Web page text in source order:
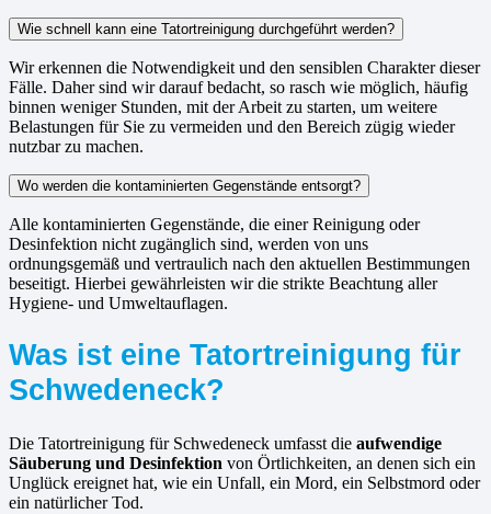
Wie schnell kann eine Tatortreinigung durchgeführt werden?
Wir erkennen die Notwendigkeit und den sensiblen Charakter dieser
Fälle. Daher sind wir darauf bedacht, so rasch wie möglich, häufig
binnen weniger Stunden, mit der Arbeit zu starten, um weitere
Belastungen für Sie zu vermeiden und den Bereich zügig wieder
nutzbar zu machen.
Wo werden die kontaminierten Gegenstände entsorgt?
Alle kontaminierten Gegenstände, die einer Reinigung oder
Desinfektion nicht zugänglich sind, werden von uns
ordnungsgemäß und vertraulich nach den aktuellen Bestimmungen
beseitigt. Hierbei gewährleisten wir die strikte Beachtung aller
Hygiene- und Umweltauflagen.
Was ist eine Tatortreinigung für
Schwedeneck?
Die Tatortreinigung für Schwedeneck umfasst die aufwendige
Säuberung und Desinfektion von Örtlichkeiten, an denen sich ein
Unglück ereignet hat, wie ein Unfall, ein Mord, ein Selbstmord oder
ein natürlicher Tod.